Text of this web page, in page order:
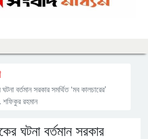
ঘটনা বর্তমান সরকার সমর্থিত ‘মব কালচারের’
শফিকুর রহমান
ঘটনা বর্তমান সরকার